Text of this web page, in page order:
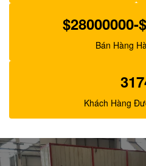
$28000000-
Bán Hàng
Khách Hàng